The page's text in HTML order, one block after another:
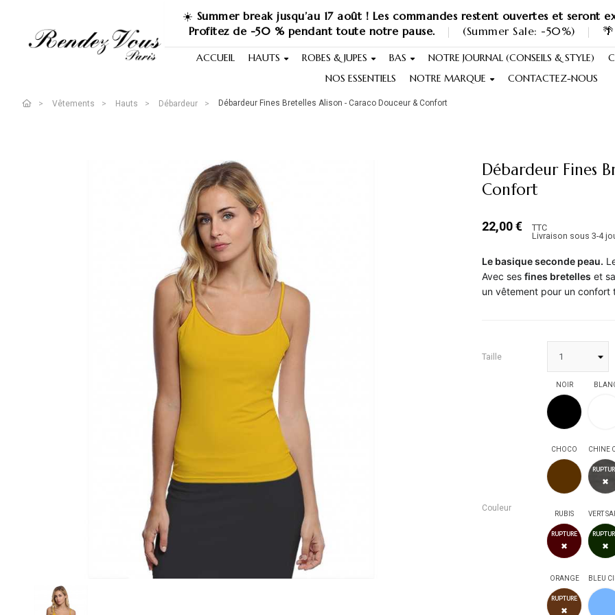
☀️ Summer break jusqu’au 17 août ! Les commandes restent ouvertes et seront
Profitez de -50 % pendant toute notre pause.
| (Summer Sale: -50%) |
ACCUEIL HAUTS ROBES & JUPES BAS NOTRE JOURNAL (CONSEILS & STYLE)
NOS ESSENTIELS
NOTRE MARQUE CONTACTEZ-NOUS
Vêtements Hauts Débardeur Débardeur Fines Bretelles Alison - Caraco Douceur & Confort
Débardeur Fines
Confort
22,00 €
TTC
Livraison sous 3-4
Le basique seconde peau.
Avec ses fines bretelles et
un vêtement pour un confort
Taille
Couleur
NOIR
CHOCO
CHOCO
✖
RUBIS
RUPTURE
✖
RUBIS
✖
ORANGE
RUPTURE
✖
BLEU